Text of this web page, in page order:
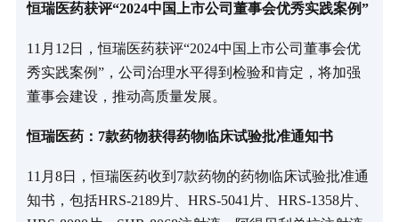
恒瑞医药获评“2024中国上市公司董事会优秀实践案例”
11月12日，恒瑞医药获评“2024中国上市公司董事会优
秀实践案例”，公司治理水平得到检验和肯定，将加强
董事会建设，推动高质量发展。
恒瑞医药：7款药物获得药物临床试验批准通知书
11月8日，恒瑞医药收到7款药物的药物临床试验批准通
知书，包括HRS-2189片、HRS-5041片、HRS-1358片、